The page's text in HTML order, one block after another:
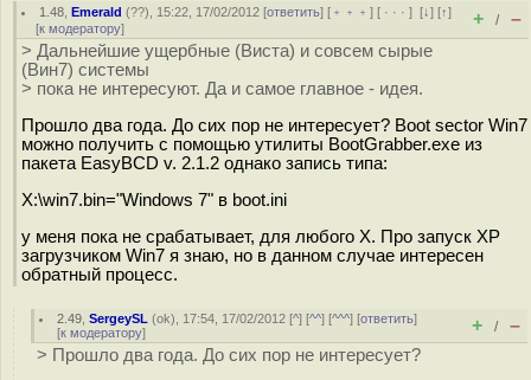
1.48 ,Emerald (??), 15:22, 17/02/2012 [ответить] [ ﹢﹢﹢] [ · · ·][↓] [↑]
[к модератору] + / –
> Дальнейшие ущербные (Виста) и совсем сырые
(Вин7) системы
> пока не интересуют. Да и самое главное - идея.
Прошло два года. До сих пор не интересует? Boot sector Win7
можно получить с помощью утилиты BootGrabber.exe из
пакета EasyBCD v. 2.1.2 однако запись типа:
X:\win7.bin="Windows 7" в boot.ini
у меня пока не срабатывает, для любого X. Про запуск XP
загрузчиком Win7 я знаю, но в данном случае интересен
обратный процесс.
2.49 ,SergeySL (ok), 17:54, 17/02/2012 [^] [^^] [^^^] [ответить]
[к модератору] + / –
> Прошло два года. До сих пор не интересует?